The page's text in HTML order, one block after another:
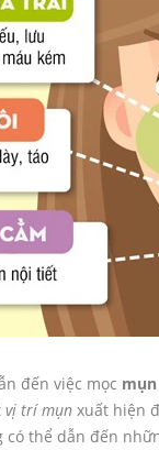
đến việc mọc mụn
vị trí mụn xuất hiện
có thể dẫn đến